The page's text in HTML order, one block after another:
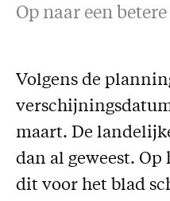
Facebook
Abonnementen
Geschenkabonnement
Proefnummer AMEN
Steun AMEN
Missie
Op naar een
Volgens de
maart. De
dan al geweest.
dit voor het blad